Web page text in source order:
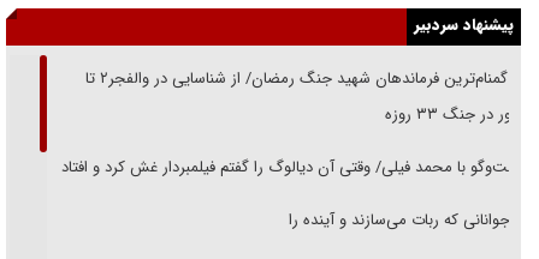
پیشنهاد سردبیر
از گمنام‌ترین فرماندهان شهید جنگ رمضان/ از شناسایی در والفجر۲ تا
حضور در جنگ ۳۳ روزه
گفت‌وگو با محمد فیلی/ وقتی آن دیالوگ را گفتم فیلمبردار غش کرد و افتاد
نوجوانانی که ربات می‌سازند و آینده را